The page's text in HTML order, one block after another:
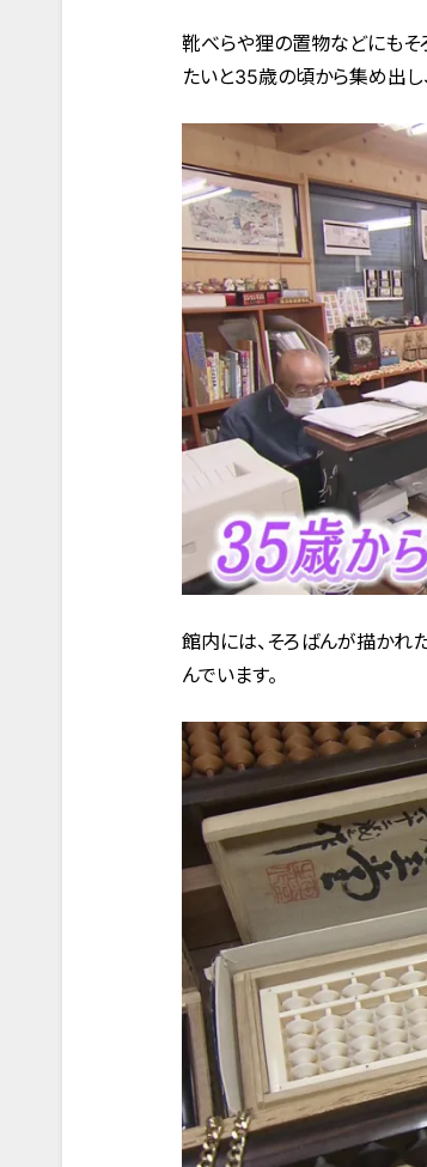
靴べらや狸の置物などにもそ
たいと35歳の頃から集め出し
館内には、そろばんが描かれ
んでいます。